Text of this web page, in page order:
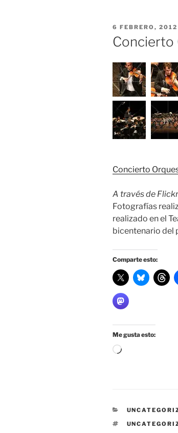
PUBLICADO
EL
6 FEBRERO, 2012
Concierto
Concierto
A través de
Fotografías
realizado en el
bicentenario del
Comparte esto:
Me gusta esto:
Cargando...
CATEGORÍAS
ETIQUETAS